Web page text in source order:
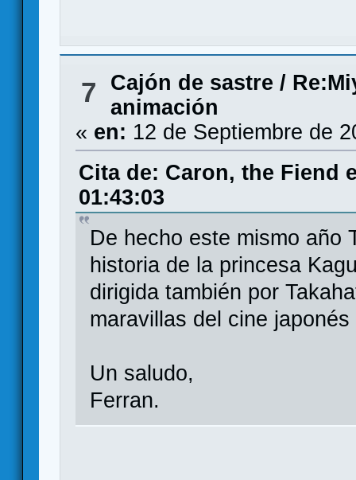
7 Cajón de sastre /
animación
« en: 12 de Septiembre de
Cita de: Caron, the Fiend
01:43:03
De hecho este mismo año
historia de la princesa
dirigida también por
maravillas del cine
Un saludo,
Ferran.